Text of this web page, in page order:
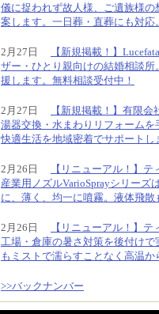
儀に捉われず故人様、ご遺族様
案します。一日葬・直葬にも対応
2月27日
【新規掲載！】
ザー・ひとり親向けの結婚相談
援します。無料相談受付中！
2月27日
【新規掲載！】有限
湯器交換・水まわりリフォーム
快適生活を地域密着でサポートし
2月26日
【リニューアル！】
産業用ノズルVarioSprayシリーズ
に、薄く、均一に噴霧。液体飛散
2月26日
【リニューアル！】
工場・倉庫の暑さ対策を後付け
もミストで濡らすことなく高温か
>>バックナンバー